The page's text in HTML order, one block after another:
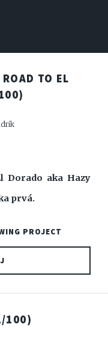
TO EL
Dorado aka Hazy
prvá.
PROJECT
100)